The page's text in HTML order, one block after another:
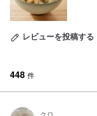
レビューを投稿する
448 件